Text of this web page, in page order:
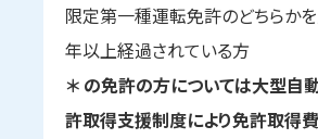
限定第一種運転免許のどちらか
年以上経過されている方
＊ の免許の方については大型自
許取得支援制度により免許取得